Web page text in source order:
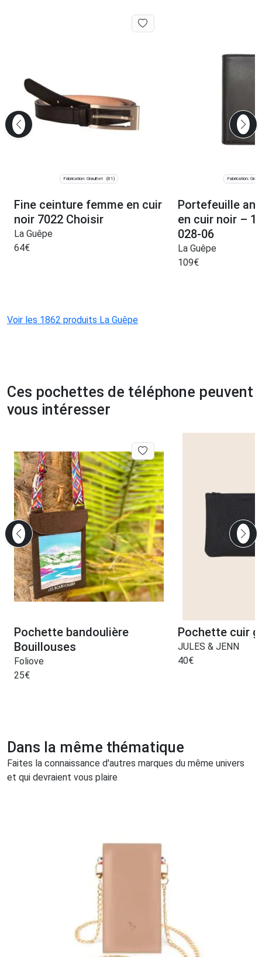
Fabrication: Graulhet (81)
Fine ceinture femme en cuir
noir 7022 Choisir
La Guêpe
64€
Fabrication:
Portefeuille
en cuir noir –
028-06
La Guêpe
109€
Voir les 1862 produits La Guêpe
Ces pochettes de téléphone peuvent
vous intéresser
Pochette bandoulière
Bouillouses
Foliove
25€
Pochette cuir
JULES & JENN
40€
Dans la même thématique
Faites la connaissance d'autres marques du même univers
et qui devraient vous plaire